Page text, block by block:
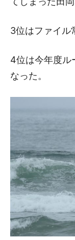
3位はファイル
4位は今年度ル
なった。